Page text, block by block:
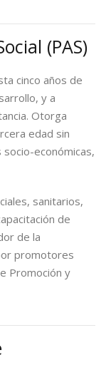
(PAS)
cinco años de
y a
Otorga
edad sin
económicas,
sanitarios,
de
de la
promotores
Promoción y